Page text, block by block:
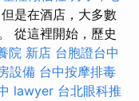
是在酒店，大多數
從這裡開始，歷史
院 新店 台胞證台中
設備 台中按摩排毒
lawyer 台北眼科推